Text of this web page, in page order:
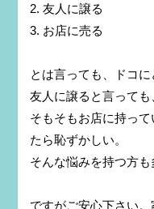
2. 友人に譲る
3. お店に売る
とは言っても、ドコ
友人に譲ると言っても
そもそもお店に持っ
たら恥ずかしい。
そんな悩みを持つ方も
ですがご安心下さい